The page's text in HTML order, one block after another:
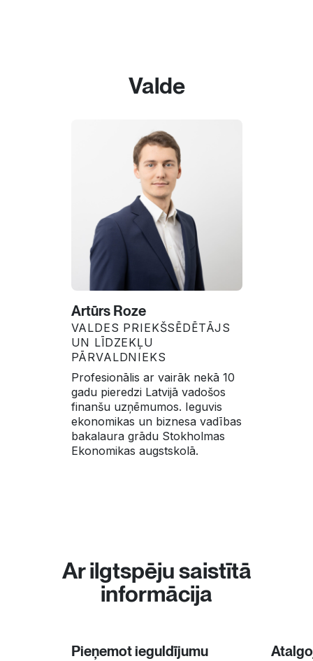
Valde
Artūrs Roze
VALDES PRIEKŠSĒDĒTĀJS
UN LĪDZEKĻU
PĀRVALDNIEKS
Profesionālis ar vairāk nekā 10
gadu pieredzi Latvijā vadošos
finanšu uzņēmumos. Ieguvis
ekonomikas un biznesa vadības
bakalaura grādu Stokholmas
Ekonomikas augstskolā.
Ar ilgtspēju saistītā
informācija
Pieņemot ieguldījumu